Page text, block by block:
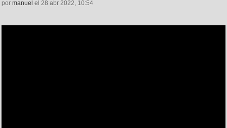
por manuel el 28 abr 2022, 10:54